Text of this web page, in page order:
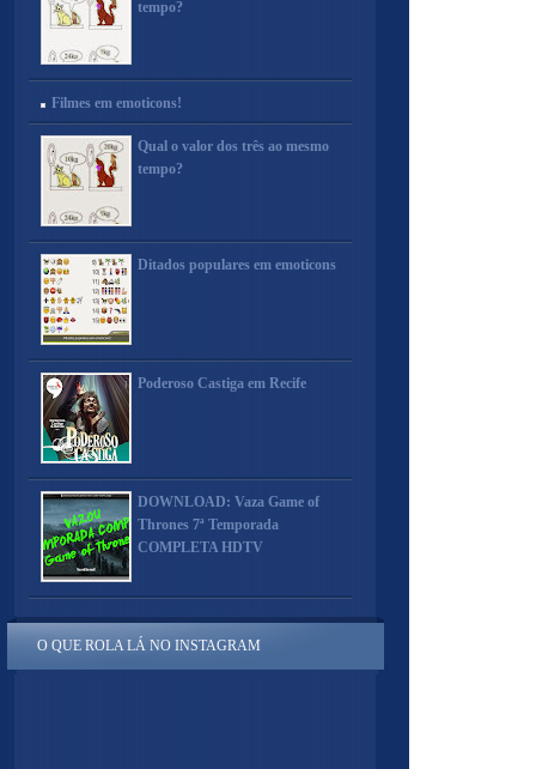
tempo?
Filmes em emoticons!
Qual o valor dos três ao mesmo
tempo?
Ditados populares em emoticons
Poderoso Castiga em Recife
DOWNLOAD: Vaza Game of
Thrones 7ª Temporada
COMPLETA HDTV
O QUE ROLA LÁ NO INSTAGRAM